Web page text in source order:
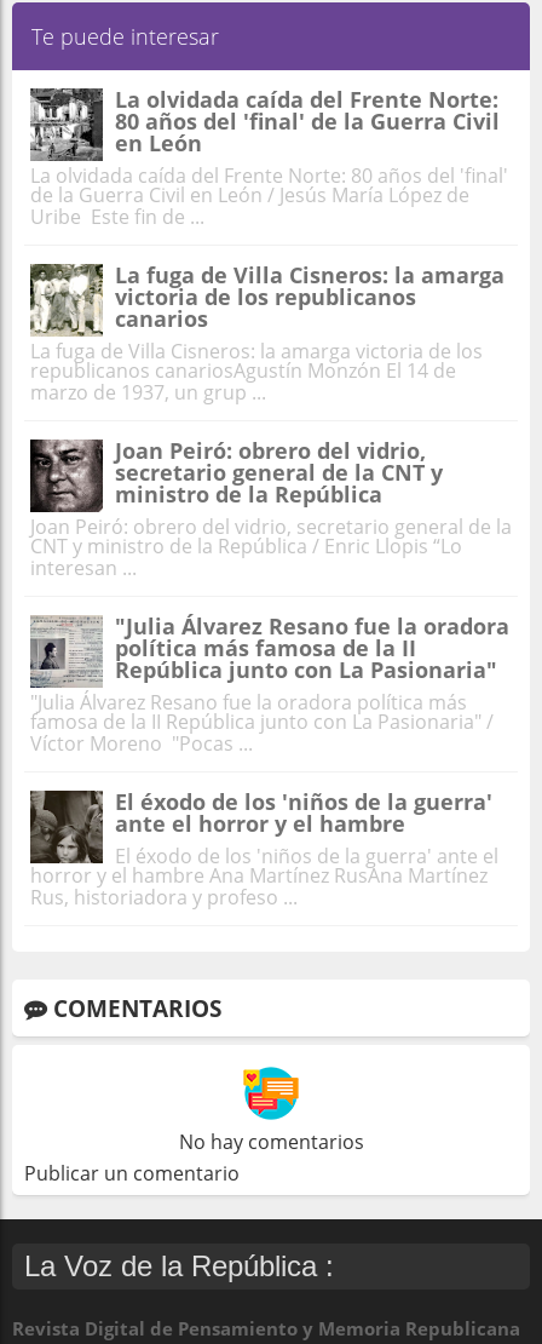
Te puede interesar
La olvidada caída del Frente Norte:
80 años del 'final' de la Guerra Civil
en León
La olvidada caída del Frente Norte: 80 años del 'final'
de la Guerra Civil en León / Jesús María López de
Uribe Este fin de ...
La fuga de Villa Cisneros: la amarga
victoria de los republicanos
canarios
La fuga de Villa Cisneros: la amarga victoria de los
republicanos canariosAgustín Monzón El 14 de
marzo de 1937, un grup ...
Joan Peiró: obrero del vidrio,
secretario general de la CNT y
ministro de la República
Joan Peiró: obrero del vidrio, secretario general de la
CNT y ministro de la República / Enric Llopis “Lo
interesan ...
"Julia Álvarez Resano fue la oradora
política más famosa de la II
República junto con La Pasionaria"
"Julia Álvarez Resano fue la oradora política más
famosa de la II República junto con La Pasionaria" /
Víctor Moreno "Pocas ...
El éxodo de los 'niños de la guerra'
ante el horror y el hambre
El éxodo de los 'niños de la guerra' ante el
horror y el hambre Ana Martínez RusAna Martínez
Rus, historiadora y profeso ...
COMENTARIOS
No hay comentarios
Publicar un comentario
La Voz de la República :
Revista Digital de Pensamiento y Memoria Republicana